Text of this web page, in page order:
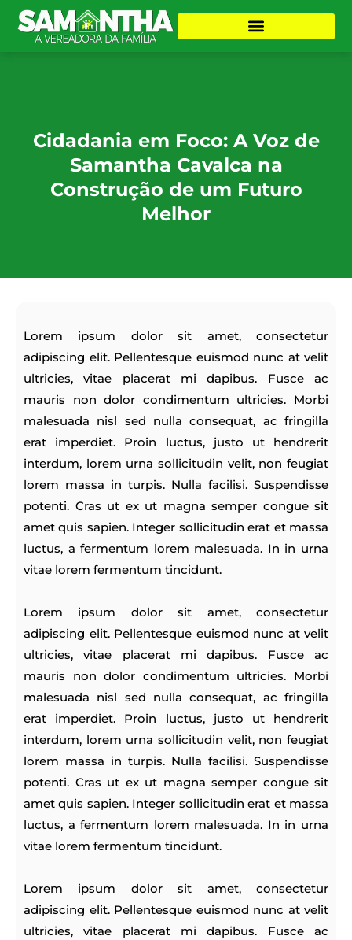
Cidadania em Foco: A Voz de
Samantha Cavalca na
Construção de um Futuro
Melhor
Lorem ipsum dolor sit amet, consectetur
adipiscing elit. Pellentesque euismod nunc at velit
ultricies, vitae placerat mi dapibus. Fusce ac
mauris non dolor condimentum ultricies. Morbi
malesuada nisl sed nulla consequat, ac fringilla
erat imperdiet. Proin luctus, justo ut hendrerit
interdum, lorem urna sollicitudin velit, non feugiat
lorem massa in turpis. Nulla facilisi. Suspendisse
potenti. Cras ut ex ut magna semper congue sit
amet quis sapien. Integer sollicitudin erat et massa
luctus, a fermentum lorem malesuada. In in urna
vitae lorem fermentum tincidunt.
Lorem ipsum dolor sit amet, consectetur
adipiscing elit. Pellentesque euismod nunc at velit
ultricies, vitae placerat mi dapibus. Fusce ac
mauris non dolor condimentum ultricies. Morbi
malesuada nisl sed nulla consequat, ac fringilla
erat imperdiet. Proin luctus, justo ut hendrerit
interdum, lorem urna sollicitudin velit, non feugiat
lorem massa in turpis. Nulla facilisi. Suspendisse
potenti. Cras ut ex ut magna semper congue sit
amet quis sapien. Integer sollicitudin erat et massa
luctus, a fermentum lorem malesuada. In in urna
vitae lorem fermentum tincidunt.
Lorem ipsum dolor sit amet, consectetur
adipiscing elit. Pellentesque euismod nunc at velit
ultricies, vitae placerat mi dapibus. Fusce ac